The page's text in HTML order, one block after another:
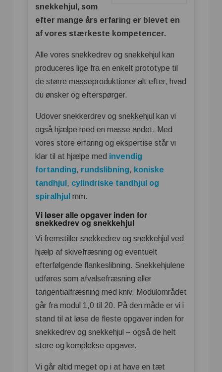
snekkehjul, som
efter mange års erfaring er blevet en
af vores stærkeste kompetencer.
Alle vores snekkedrev og snekkehjul kan
produceres lige fra en enkelt prototype til
de større masseproduktioner alt efter, hvad
du ønsker og efterspørger.
Udover snekkerdrev og snekkehjul kan vi
også hjælpe med en masse andet. Med
vores store erfaring og ekspertise står vi
klar til at hjælpe med invendig
fortanding, rundslibning, koniske
tandhjul , cylindriske tandhjul og
spiralhjul mm.
Vi løser alle opgaver inden for
snekkedrev og snekkehjul
Vi fremstiller snekkedrev og snekkehjul ved
hjælp af skivefræsning og eventuelt
efterfølgende flankeslibning. Snekkehjulene
udføres som afvalsefræsning eller
tangentialfræsning med kniv. Modulområdet
går fra modul 1,0 til 20. På den måde er vi i
stand til at løse de fleste opgaver inden for
snekkedrev og snekkehjul – også de helt
store og komplekse opgaver.
Vi går altid meget op i at have en tæt